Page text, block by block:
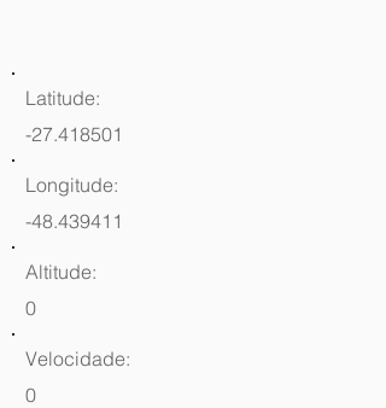
Latitude:
-27.418501
Longitude:
-48.439411
Altitude:
0
Velocidade:
0